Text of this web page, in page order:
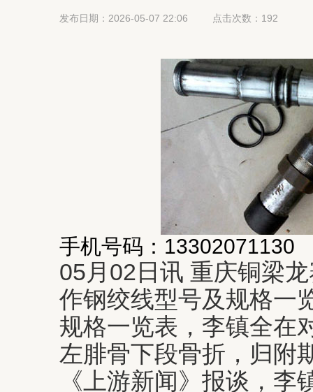
发布日期：2026-05-07 22:06 点击次数：192
手机号码：13302071130
05月02日讯 重庆铜梁
作钢绞线型号及规格一
规格一览表，李镇全在
左腓骨下段骨折，归附
《上游新闻》报谈，